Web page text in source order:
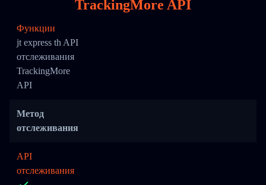
TrackingMore API
Функции
jt express th API
отслеживания
TrackingMore
API
Метод
отслеживания
API
отслеживания